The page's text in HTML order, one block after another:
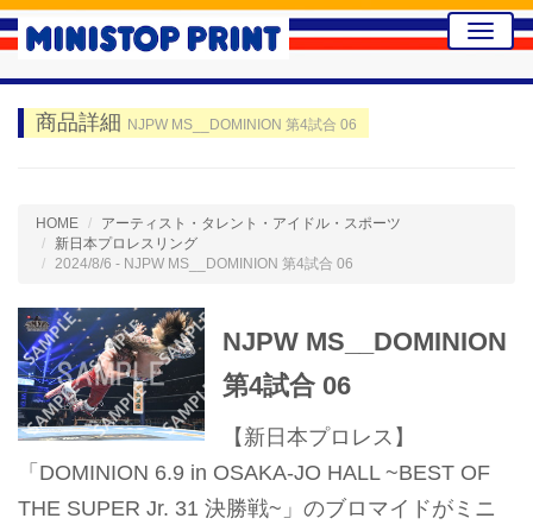
Toggle
商品詳細 NJPW MS__DOMINION 第4試合 06
HOME
アーティスト・タレント・アイドル・スポーツ
新日本プロレスリング
2024/8/6 - NJPW MS__DOMINION 第4試合 06
NJPW MS__DOMINION
第4試合 06
【新日本プロレス】
「DOMINION 6.9 in OSAKA-JO HALL ~BEST OF
THE SUPER Jr. 31 決勝戦~」のブロマイドがミニ